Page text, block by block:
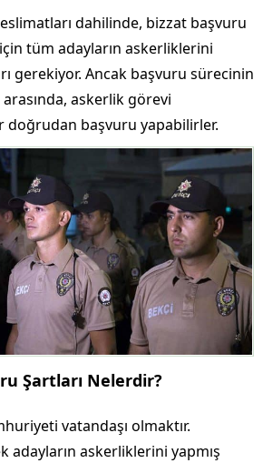
dahilinde, bizzat başvuru
tüm adayların askerliklerini
gerekiyor. Ancak başvuru sürecinin
askerlik görevi
doğrudan başvuru yapabilirler.
Şartları Nelerdir?
vatandaşı olmaktır.
adayların askerliklerini yapmış